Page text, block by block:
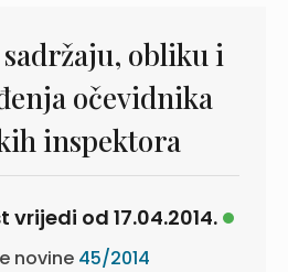
obliku i
očevidnika
inspektora
vrijedi od 17.04.2014.
novine 45/2014